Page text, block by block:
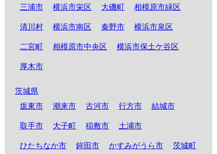
三浦市 横浜市栄区 大磯町 相模原市緑区
清川村 横浜市南区 秦野市 横浜市泉区
二宮町 相模原市中央区 横浜市保土ケ谷区
厚木市
茨城県
坂東市
潮来市 古河市 行方市 結城市
取手市 大子町 稲敷市 土浦市
ひたちなか市 鉾田市 かすみがうら市 茨城町